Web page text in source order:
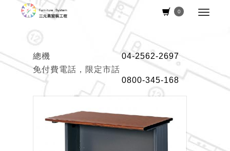
0
總機
04-2562-2697
免付費電話，限定市話
0800-345-168